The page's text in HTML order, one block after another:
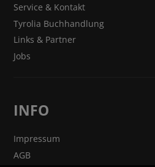
Service & Kontakt
Tyrolia Buchhandlung
Links & Partner
Jobs
INFO
Impressum
AGB